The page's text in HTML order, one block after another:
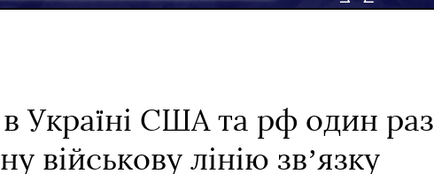
Україні США та рф один раз
військову лінію звʼязку